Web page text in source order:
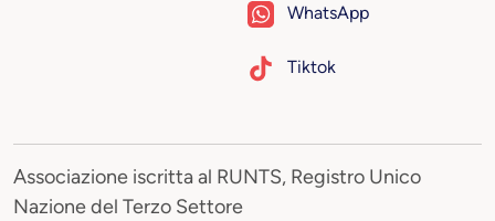
WhatsApp
Tiktok
Associazione iscritta al RUNTS, Registro Unico
Nazione del Terzo Settore